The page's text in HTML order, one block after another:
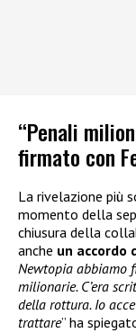
“Penali
firmato con
La rivelazione più
momento della
chiusura della
anche un accordo
Newtopia abbiamo
milionarie. C’era
della rottura. Io
trattare” ha